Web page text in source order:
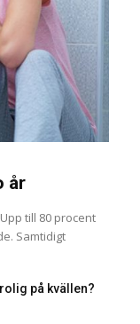
år
till 80 procent
Samtidigt
på kvällen?